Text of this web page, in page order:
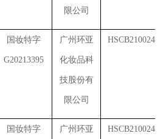
限公司
国妆特字
G20213395
广州环亚
化妆品科
技股份有
限公司
国妆特字 广州环亚